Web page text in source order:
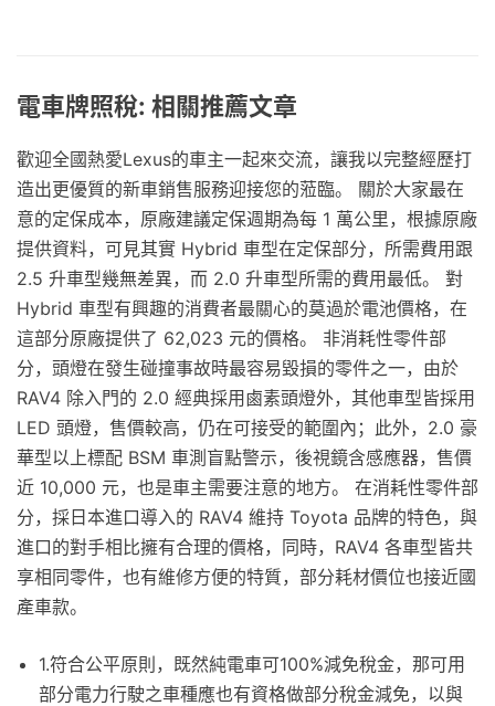
電車牌照稅: 相關推薦文章
歡迎全國熱愛Lexus的車主一起來交流，讓我以完整經歷打
造出更優質的新車銷售服務迎接您的蒞臨。 關於大家最在
意的定保成本，原廠建議定保週期為每 1 萬公里，根據原廠
提供資料，可見其實 Hybrid 車型在定保部分，所需費用跟
2.5 升車型幾無差異，而 2.0 升車型所需的費用最低。 對
Hybrid 車型有興趣的消費者最關心的莫過於電池價格，在
這部分原廠提供了 62,023 元的價格。 非消耗性零件部
分，頭燈在發生碰撞事故時最容易毀損的零件之一，由於
RAV4 除入門的 2.0 經典採用鹵素頭燈外，其他車型皆採用
LED 頭燈，售價較高，仍在可接受的範圍內；此外，2.0 豪
華型以上標配 BSM 車測盲點警示，後視鏡含感應器，售價
近 10,000 元，也是車主需要注意的地方。 在消耗性零件部
分，採日本進口導入的 RAV4 維持 Toyota 品牌的特色，與
進口的對手相比擁有合理的價格，同時，RAV4 各車型皆共
享相同零件，也有維修方便的特質，部分耗材價位也接近國
產車款。
1.符合公平原則，既然純電車可100%減免稅金，那可用
部分電力行駛之車種應也有資格做部分稅金減免，以與